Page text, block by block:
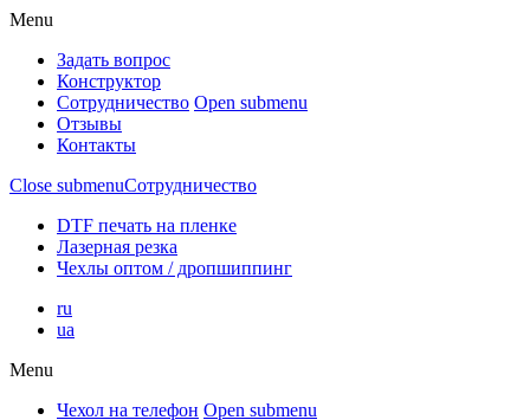
Menu
Задать вопрос
Конструктор
Сотрудничество Open submenu
Отзывы
Контакты
Close submenuСотрудничество
DTF печать на пленке
Лазерная резка
Чехлы оптом / дропшиппинг
ru
ua
Menu
Чехол на телефон Open submenu